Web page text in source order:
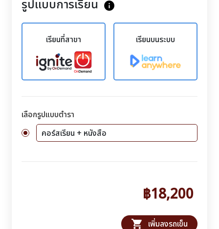
รูปแบบการเรียน info
เรียนที่สาขา เรียนบนระบบ
เลือกรูปแบบตำรา
คอร์สเรียน + หนังสือ
฿18,200
shopping_cart เพิ่มลงรถเข็น